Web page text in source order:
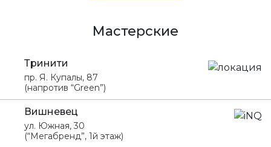
Мастерские
Тринити
пр. Я. Купалы, 87
(напротив “Green”)
Вишневец
ул. Южная, 30
(“Мегабренд”, 1й этаж)